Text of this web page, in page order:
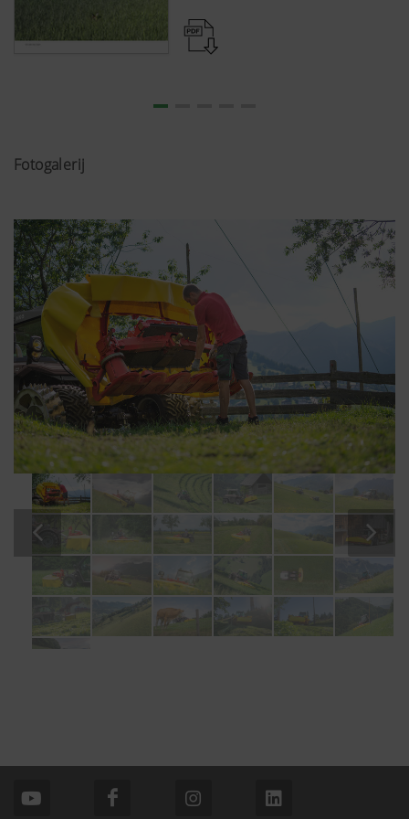
Analyse en statistieken
We willen de gebruiksvriendelijkheid en
prestaties van onze website continu verbeteren.
Daarom gebruiken we analysetechnologieën
(inclusief cookies) die pseudoniem meten en
evalueren welke inhoud van onze website wordt
gebruikt en hoe vaak deze wordt opgeroepen.
Doel van het
Duur
Google
Analytics
Analyse van
het gebruik
website, zie
hieronder.
6 Maanden
Fotogalerij